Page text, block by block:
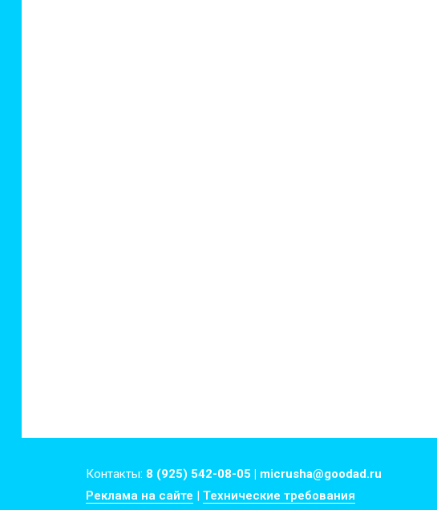
Контакты: 8 (925) 542-08-05 | micrusha@goodad.ru
Реклама на сайте | Технические требования